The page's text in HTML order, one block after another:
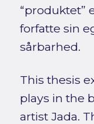
“produktet”
forfatte sin
sårbarhed.
This thesis
plays in the
artist Jada.